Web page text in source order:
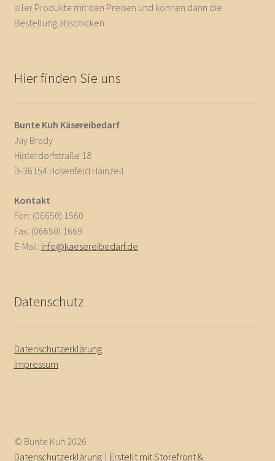
aller Produkte mit den Preisen und können dann die
Bestellung abschicken.
Hier finden Sie uns
Bunte Kuh Käsereibedarf
Jay Brady
Hinterdorfstraße 18
D-36154 Hosenfeld Hainzell
Kontakt
Fon: (06650) 1560
Fax: (06650) 1669
E-Mail: info@kaesereibedarf.de
Datenschutz
Datenschutzerklärung
Impressum
© Bunte Kuh 2026
Datenschutzerklärung
Erstellt mit Storefront &